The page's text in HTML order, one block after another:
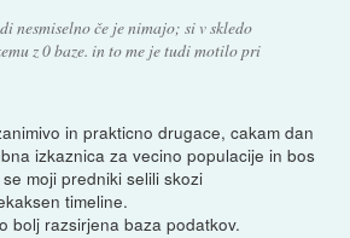
nesmiselno če je nimajo; si v skledo
z 0 baze. in to me je tudi motilo pri
in prakticno drugace, cakam dan
izkaznica za vecino populacije in bos
moji predniki selili skozi
timeline.
bolj razsirjena baza podatkov.